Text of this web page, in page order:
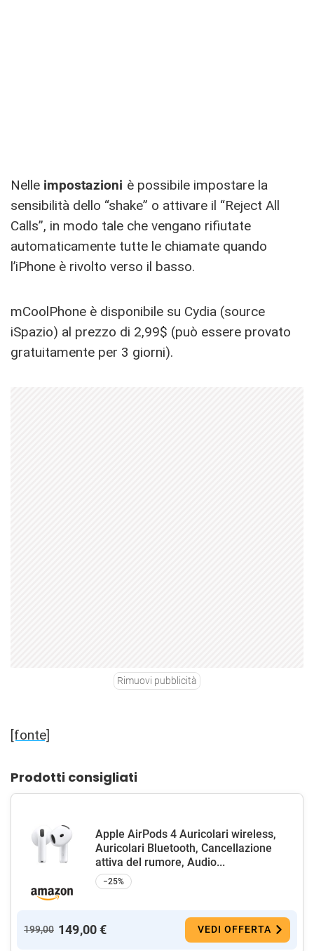
Nelle impostazioni è possibile impostare la
sensibilità dello “shake” o attivare il “Reject All
Calls”, in modo tale che vengano rifiutate
automaticamente tutte le chiamate quando
l’iPhone è rivolto verso il basso.
mCoolPhone è disponibile su Cydia (source
iSpazio) al prezzo di 2,99$ (può essere provato
gratuitamente per 3 giorni).
Rimuovi pubblicità
[fonte]
Prodotti consigliati
Apple AirPods 4 Auricolari wireless,
Auricolari Bluetooth, Cancellazione
attiva del rumore, Audio...
−25%
199,00 149,00 € VEDI OFFERTA